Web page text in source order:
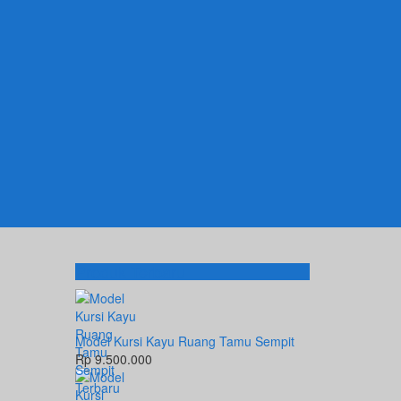
Produk Terbaru
Model Kursi Kayu Ruang Tamu Sempit
Rp 9.500.000